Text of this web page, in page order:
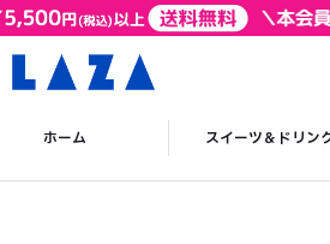
ホーム スイーツ＆ドリン